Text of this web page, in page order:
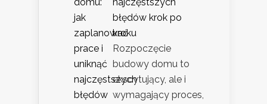
błędów krok po
kroku
Rozpoczęcie
budowy domu to
ekscytujący, ale i
wymagający proces,